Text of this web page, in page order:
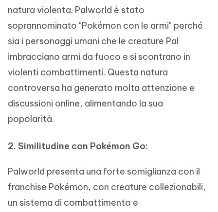
natura violenta. Palworld è stato
soprannominato "Pokémon con le armi" perché
sia i personaggi umani che le creature Pal
imbracciano armi da fuoco e si scontrano in
violenti combattimenti. Questa natura
controversa ha generato molta attenzione e
discussioni online, alimentando la sua
popolarità.
2. Similitudine con Pokémon Go:
Palworld presenta una forte somiglianza con il
franchise Pokémon, con creature collezionabili,
un sistema di combattimento e